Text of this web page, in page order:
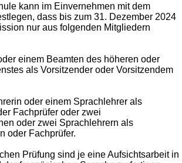
kann im Einvernehmen mit dem
dass bis zum 31. Dezember 2024
nur aus folgenden Mitgliedern
einem Beamten des höheren oder
als Vorsitzender oder Vorsitzendem
oder einem Sprachlehrer als
Fachprüfer oder zwei
oder zwei Sprachlehrern als
oder Fachprüfer.
Prüfung sind je eine Aufsichtsarbeit in